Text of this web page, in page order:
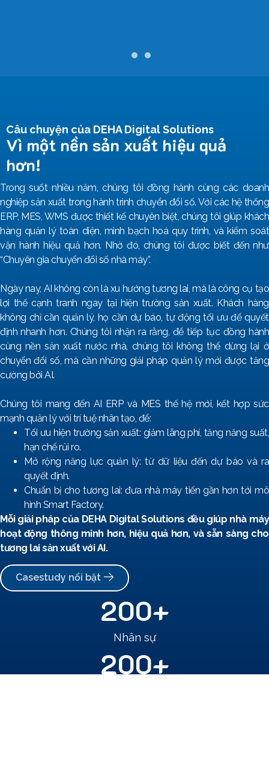
Câu chuyện của DEHA Digital Solutions
Vì một nền sản xuất hiệu quả
hơn!
Trong suốt nhiều năm, chúng tôi đồng hành cùng các doanh
nghiệp sản xuất trong hành trình chuyển đổi số. Với các hệ thống
ERP, MES, WMS được thiết kế chuyên biệt, chúng tôi giúp khách
hàng quản lý toàn diện, minh bạch hoá quy trình, và kiểm soát
vận hành hiệu quả hơn. Nhờ đó, chúng tôi được biết đến như
“Chuyên gia chuyển đổi số nhà máy”.
Ngày nay, AI không còn là xu hướng tương lai, mà là công cụ tạo
lợi thế cạnh tranh ngay tại hiện trường sản xuất. Khách hàng
không chỉ cần quản lý, họ cần dự báo, tự động tối ưu để quyết
định nhanh hơn. Chúng tôi nhận ra rằng, để tiếp tục đồng hành
cùng nền sản xuất nước nhà, chúng tôi không thể dừng lại ở
chuyển đổi số, mà cần những giải pháp quản lý mới được tăng
cường bởi AI.
Chúng tôi mang đến AI ERP và MES thế hệ mới, kết hợp sức
mạnh quản lý với trí tuệ nhân tạo, để:
Tối ưu hiện trường sản xuất: giảm lãng phí, tăng năng suất,
hạn chế rủi ro.
Mở rộng năng lực quản lý: từ dữ liệu đến dự báo và ra
quyết định.
Chuẩn bị cho tương lai: đưa nhà máy tiến gần hơn tới mô
hình Smart Factory.
Mỗi giải pháp của DEHA Digital Solutions đều giúp nhà máy
hoạt động thông minh hơn, hiệu quả hơn, và sẵn sàng cho
tương lai sản xuất với AI.
Casestudy nổi bật
Nhân sự
200+
200+